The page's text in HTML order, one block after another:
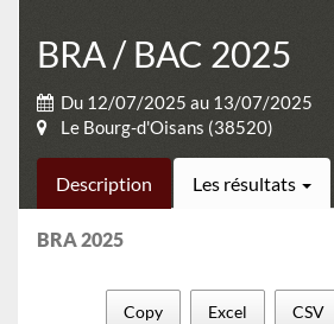
BRA / BAC 2025
Du 12/07/2025 au 13/07/2025
Le Bourg-d'Oisans (38520)
Description Les résultats
BRA 2025
Copy Excel CSV